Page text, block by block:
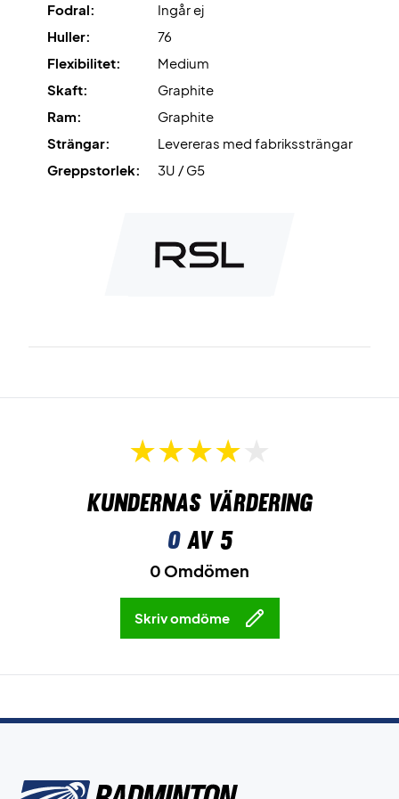
Fodral:
Ingår ej
Huller:
76
Flexibilitet:
Medium
Skaft:
Graphite
Ram:
Graphite
Strängar:
Levereras med fabrikssträngar
Greppstorlek:
3U / G5
Kundernas värdering
0av 5
0 Omdömen
Skriv omdöme